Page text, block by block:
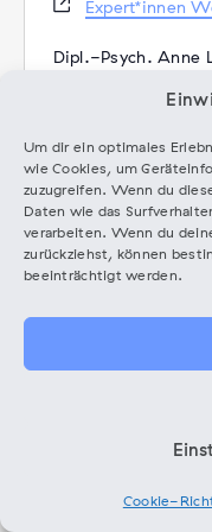
Um dir ein optimales
wie Cookies, um
zuzugreifen. Wenn du
Daten wie das
verarbeiten. Wenn du
zurückziehst, können
beeinträchtigt werden.
Cookie-
Expert*innen
Dipl.-Psych. Anne
auf die
international
und Teams der
Schwerpunkten
Burnout,
Konflikt- und
therapeutischen
Unternehmen,
Workshops,
RBF, Music Ally,
BIMM, Preis für
Music Industry